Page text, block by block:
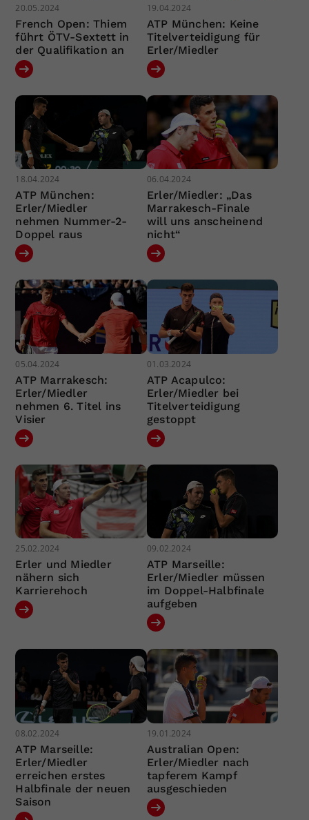
20.05.2024
French Open: Thiem
führt ÖTV-Sextett in
der Qualifikation an
19.04.2024
ATP München: Keine
Titelverteidigung für
Erler/Miedler
18.04.2024
ATP München:
Erler/Miedler
nehmen Nummer-2-
Doppel raus
06.04.2024
Erler/Miedler: „Das
Marrakesch-Finale
will uns anscheinend
nicht“
05.04.2024
ATP Marrakesch:
Erler/Miedler
nehmen 6. Titel ins
Visier
01.03.2024
ATP Acapulco:
Erler/Miedler bei
Titelverteidigung
gestoppt
25.02.2024
Erler und Miedler
nähern sich
Karrierehoch
09.02.2024
ATP Marseille:
Erler/Miedler müssen
im Doppel-Halbfinale
aufgeben
08.02.2024
ATP Marseille:
Erler/Miedler
erreichen erstes
Halbfinale der neuen
Saison
19.01.2024
Australian Open:
Erler/Miedler nach
tapferem Kampf
ausgeschieden